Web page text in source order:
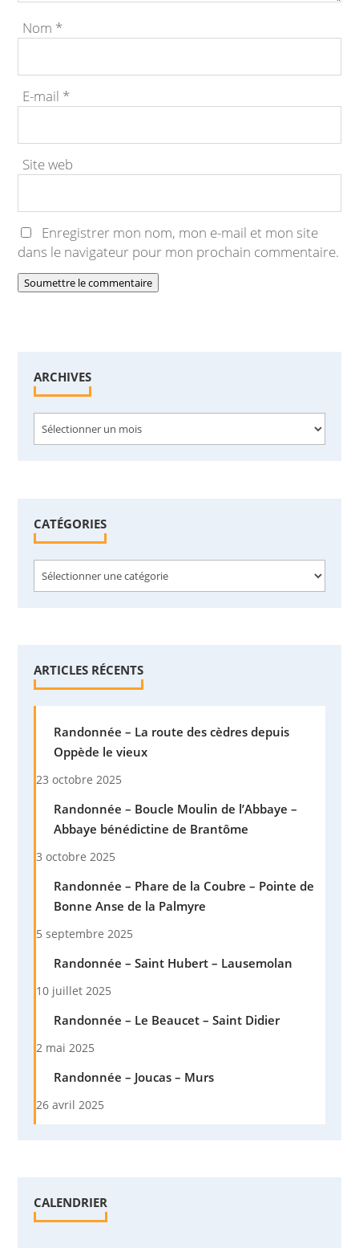
Nom *
E-mail *
Site web
Enregistrer mon nom, mon e-mail et mon site
dans le navigateur pour mon prochain commentaire.
Soumettre le commentaire
ARCHIVESArchives
CATÉGORIES
ARTICLES RÉCENTS
Randonnée – La route des cèdres depuis
Oppède le vieux
23 octobre 2025
Randonnée – Boucle Moulin de l’Abbaye –
Abbaye bénédictine de Brantôme
3 octobre 2025
Randonnée – Phare de la Coubre – Pointe de
Bonne Anse de la Palmyre
5 septembre 2025
Randonnée – Saint Hubert – Lausemolan
10 juillet 2025
Randonnée – Le Beaucet – Saint Didier
2 mai 2025
Randonnée – Joucas – Murs
26 avril 2025
CALENDRIER